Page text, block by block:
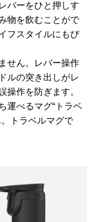
バーをひと押しす
物を飲むことがで
フスタイルにもぴ
せん。レバー操作
ルの突き出しがレ
操作を防ぎます。
運べるマグ“トラベ
トラベルマグで